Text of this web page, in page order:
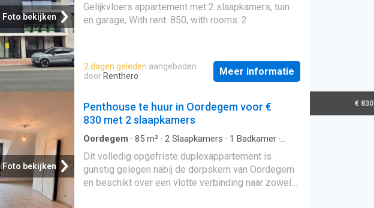
Foto bekijken
Gelijkvloers appartement met 2 slaapkamers, tuin
en garage, With rent: 850, with rooms: 2
2 dagen geleden aangeboden
door Renthero Meer informatie
Foto bekijken
Penthouse te huur in Oordegem voor €
830 met 2 slaapkamers
Oordegem · 85 m² · 2 Slaapkamers · 1 Badkamer ·
Dit volledig opgefriste duplexappartement is
gunstig gelegen nabij de dorpskern van Oordegem
en beschikt over een vlotte verbinding naar zowel
€ 830